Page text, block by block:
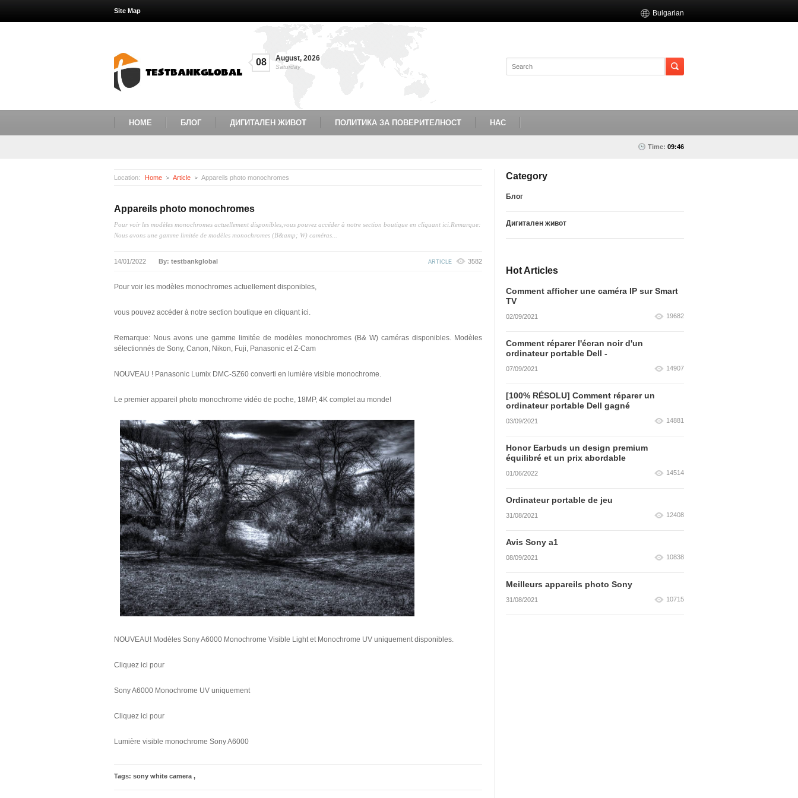
Site Map Bulgarian
08 August, 2026
Saturday
HOME БЛОГ ДИГИТАЛЕН ЖИВОТ ПОЛИТИКА ЗА ПОВЕРИТЕЛНОСТ НАС
Time: 09:46
Location: Home Article Appareils photo monochromes
Appareils photo monochromes
Pour voir les modèles monochromes actuellement disponibles,vous pouvez accéder à notre section boutique en cliquant ici.Remarque:
Nous avons une gamme limitée de modèles monochromes (B&amp; W) caméras...
14/01/2022 By: testbankglobal ARTICLE 3582
Pour voir les modèles monochromes actuellement disponibles,
vous pouvez accéder à notre section boutique en cliquant ici.
Remarque: Nous avons une gamme limitée de modèles monochromes (B& W) caméras disponibles. Modèles
sélectionnés de Sony, Canon, Nikon, Fuji, Panasonic et Z-Cam
NOUVEAU ! Panasonic Lumix DMC-SZ60 converti en lumière visible monochrome.
Le premier appareil photo monochrome vidéo de poche, 18MP, 4K complet au monde!
NOUVEAU! Modèles Sony A6000 Monochrome Visible Light et Monochrome UV uniquement disponibles.
Cliquez ici pour
Sony A6000 Monochrome UV uniquement
Cliquez ici pour
Lumière visible monochrome Sony A6000
Tags: sony white camera ,
Category
Блог
Дигитален живот
Hot Articles
Comment afficher une caméra IP sur Smart
TV
02/09/2021 19682
Comment réparer l'écran noir d'un
ordinateur portable Dell -
07/09/2021 14907
[100% RÉSOLU] Comment réparer un
ordinateur portable Dell gagné
03/09/2021 14881
Honor Earbuds un design premium
équilibré et un prix abordable
01/06/2022 14514
Ordinateur portable de jeu
31/08/2021 12408
Avis Sony a1
08/09/2021 10838
Meilleurs appareils photo Sony
31/08/2021 10715